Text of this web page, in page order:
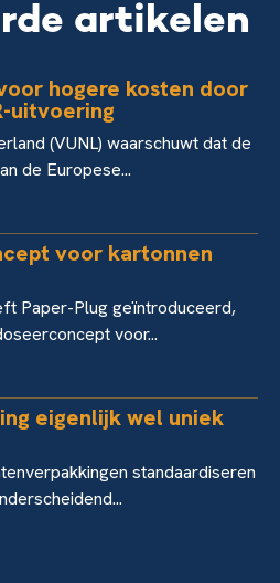
artikelen
hogere kosten door
uitvoering
(VUNL) waarschuwt dat de
de Europese...
voor kartonnen
Paper-Plug geïntroduceerd,
voor...
eigenlijk wel uniek
standaardiseren